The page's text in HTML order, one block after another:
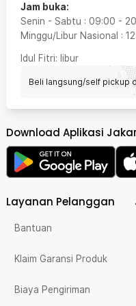
Jam buka:
Senin - Sabtu : 09:00 -
Minggu/Libur Nasional :
Idul Fitri: libur
Beli langsung/self pickup
Download Aplikasi
Layanan Pelanggan
Bantuan
Klaim Garansi Produk
Biaya Pengiriman